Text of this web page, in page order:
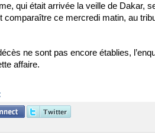
qui était arrivée la veille de Dakar,
comparaître ce mercredi matin, au
ne sont pas encore établies,
affaire.